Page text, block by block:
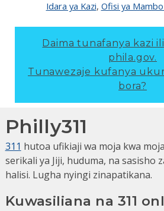
Idara ya Kazi, Ofisi ya
Daima tunafanya kazi
phila.gov.
Tunawezaje kufanya
bora?
Philly311
311 hutoa ufikiaji wa moja kwa
serikali ya Jiji, huduma, na sasisho
halisi. Lugha nyingi zinapatikana.
Kuwasiliana na 311